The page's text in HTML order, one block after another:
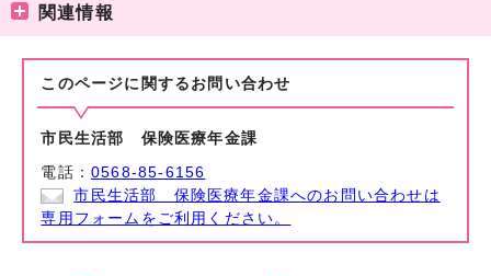
関連情報
このページに関する お問い合わせ
市民生活部 保険医療年金課
電話：0568-85-6156
市民生活部 保険医療年金課へのお問い合わせは
専用フォームをご利用ください。